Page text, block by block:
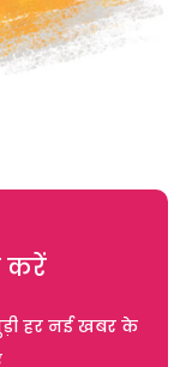
करें
हर नई खबर के